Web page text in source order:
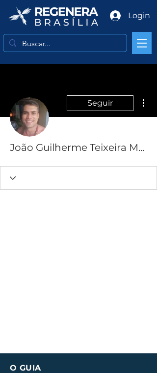
Login
Seguir
João Guilherme Teixeira Melillo
O GUIA